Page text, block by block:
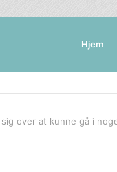
Hjem
over at kunne gå i